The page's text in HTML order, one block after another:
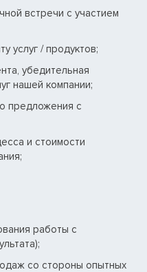
встречи с участием
услуг / продуктов;
убедительная
нашей компании;
предложения с
и стоимости
работы с
со стороны опытных